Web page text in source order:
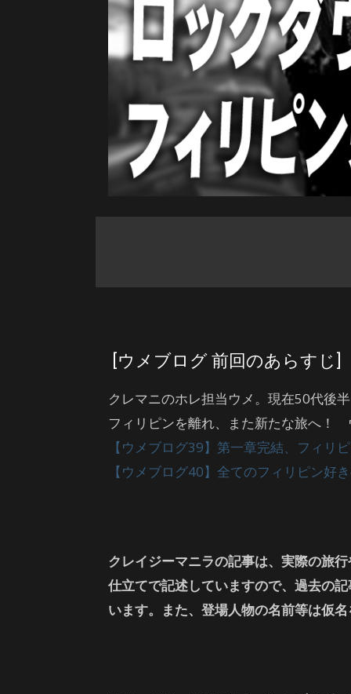
[ウメブログ 前回のあらすじ]
クレマニのホレ担当ウメ。現在50代後
フィリピンを離れ、また新たな旅へ
【ウメブログ39】第一章完結、フィリ
【ウメブログ40】全てのフィリピン好
クレイジーマニラの記事は、実際の旅
仕立てで記述していますので、過去の
います。また、登場人物の名前等は仮